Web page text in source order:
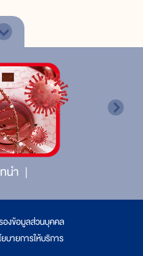
นำ
องข้อมูลส่วนบุคคล
บายการให้บริการ